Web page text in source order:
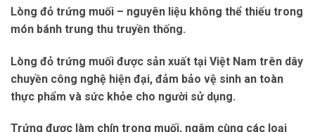
Lòng đỏ trứng muối – nguyên liệu không thể thiếu trong
món bánh trung thu truyền thống.
Lòng đỏ trứng muối được sản xuất tại Việt Nam trên dây
chuyền công nghệ hiện đại, đảm bảo vệ sinh an toàn
thực phẩm và sức khỏe cho người sử dụng.
Trứng được làm chín trong muối, ngâm cùng các loại